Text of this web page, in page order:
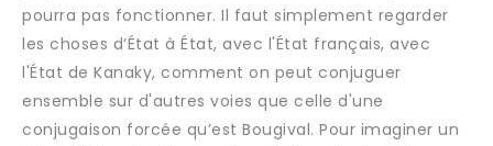
pourra pas fonctionner. Il faut simplement regarder
les choses d’État à État, avec l'État français, avec
l'État de Kanaky, comment on peut conjuguer
ensemble sur d'autres voies que celle d'une
conjugaison forcée qu’est Bougival. Pour imaginer un